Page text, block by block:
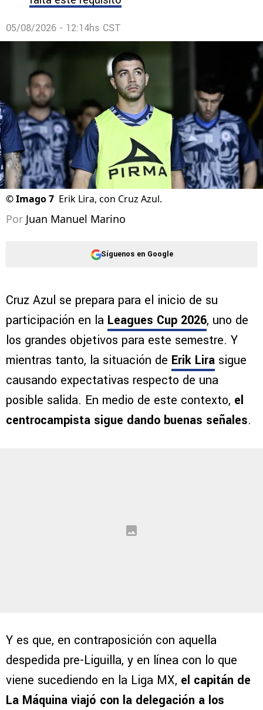
05/08/2026 - 12:14hs CST
©Imago 7 Erik Lira, con Cruz Azul.
Por Juan Manuel Marino
Síguenos en Google
Cruz Azul se prepara para el inicio de su
participación en la Leagues Cup 2026, uno de
los grandes objetivos para este semestre. Y
mientras tanto, la situación de Erik Lira sigue
causando expectativas respecto de una
posible salida. En medio de este contexto, el
centrocampista sigue dando buenas señales.
Y es que, en contraposición con aquella
despedida pre-Liguilla, y en línea con lo que
viene sucediendo en la Liga MX, el capitán de
La Máquina viajó con la delegación a los